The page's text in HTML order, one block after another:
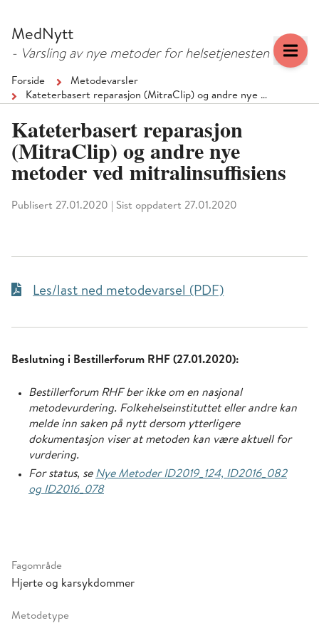
MedNytt
- Varsling av nye metoder for helsetjenesten
Forside
Metodevarsler
Kateterbasert reparasjon (MitraClip) og andre nye …
Kateterbasert reparasjon
(MitraClip) og andre nye
metoder ved mitralinsuffisiens
Publisert 27.01.2020 Sist oppdatert 27.01.2020
Les/last ned metodevarsel (PDF)
Beslutning i Bestillerforum RHF (27.01.2020):
Bestillerforum RHF ber ikke om en nasjonal
metodevurdering. Folkehelseinstituttet eller andre kan
melde inn saken på nytt dersom ytterligere
dokumentasjon viser at metoden kan være aktuell for
vurdering.
For status, se Nye Metoder ID2019_124, ID2016_082
og ID2016_078
Fagområde
Hjerte og karsykdommer
Metodetype